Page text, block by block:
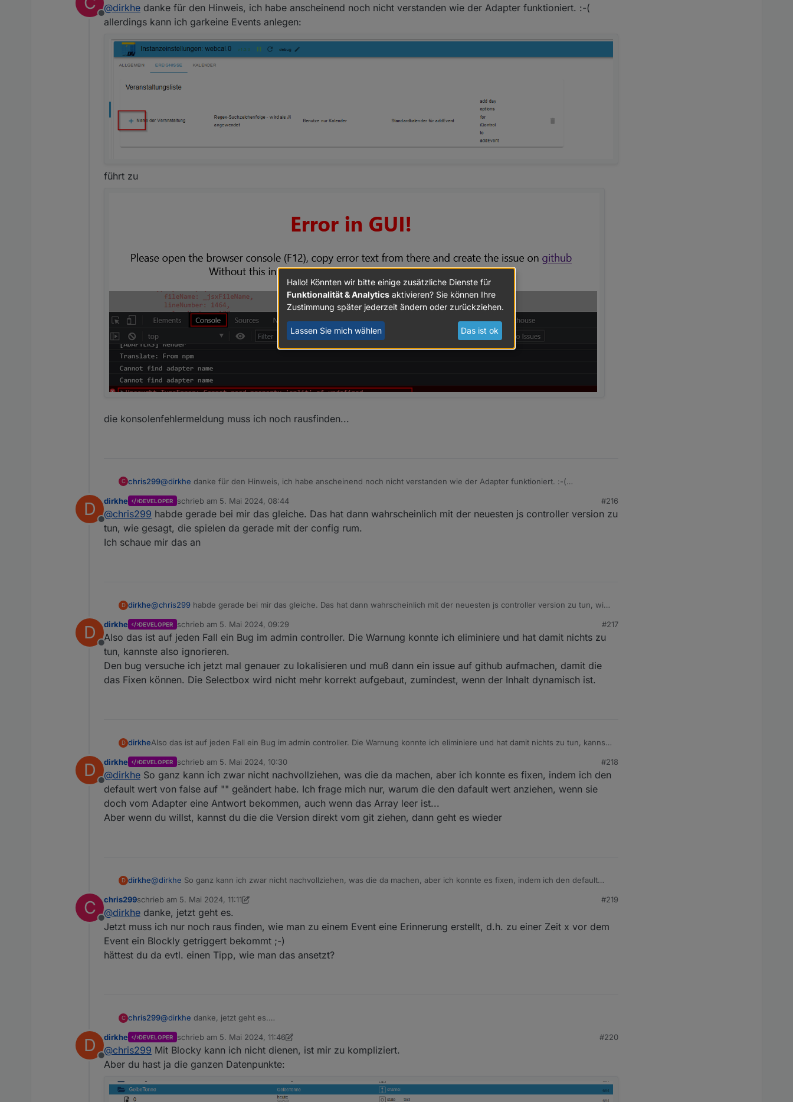
Die warnings kannst du erstmal ignorieren,die basteln da gerade an der json config.
Offline
@dirkhe danke für den Hinweis, ich habe anscheinend noch nicht verstanden wie der Adapter funktioniert. :-(
allerdings kann ich garkeine Events anlegen:
führt zu
die konsolenfehlermeldung muss ich noch rausfinden...
C chris299@dirkhe danke für den Hinweis, ich habe anscheinend noch nicht verstanden wie der Adapter funktioniert. :-(
die konsolenfehlermeldung muss ich noch rausfinden...
D
Offline
dirkhe DEVELOPER schrieb am 5. Mai 2024, 08:44
zuletzt editiert von
#216
@chris299 habde gerade bei mir das gleiche. Das hat dann wahrscheinlich mit der neuesten js controller version zu
tun, wie gesagt, die spielen da gerade mit der config rum.
Ich schaue mir das an
D dirkhe@chris299 habde gerade bei mir das gleiche. Das hat dann wahrscheinlich mit der neuesten js controller version zu tun, wie
Ich schaue mir das an
D
Offline
dirkhe DEVELOPER schrieb am 5. Mai 2024, 09:29
zuletzt editiert von
#217
Also das ist auf jeden Fall ein Bug im admin controller. Die Warnung konnte ich eliminiere und hat damit nichts zu
tun, kannste also ignorieren.
Den bug versuche ich jetzt mal genauer zu lokalisieren und muß dann ein issue auf github aufmachen, damit die
das Fixen können. Die Selectbox wird nicht mehr korrekt aufgebaut, zumindest, wenn der Inhalt dynamisch ist.
D dirkheAlso das ist auf jeden Fall ein Bug im admin controller. Die Warnung konnte ich eliminiere und hat damit nichts zu tun, kannste
Den bug versuche ich jetzt mal genauer zu lokalisieren und muß dann ein issue auf github aufmachen, damit die das Fixen
können. Die Selectbox wird nicht mehr korrekt aufgebaut, zumindest, wenn der Inhalt dynamisch ist.
D
Offline
dirkhe DEVELOPER schrieb am 5. Mai 2024, 10:30
zuletzt editiert von
#218
@dirkhe So ganz kann ich zwar nicht nachvollziehen, was die da machen, aber ich konnte es fixen, indem ich den
default wert von false auf "" geändert habe. Ich frage mich nur, warum die den dafault wert anziehen, wenn sie
doch vom Adapter eine Antwort bekommen, auch wenn das Array leer ist...
Aber wenn du willst, kannst du die die Version direkt vom git ziehen, dann geht es wieder
D dirkhe@dirkhe So ganz kann ich zwar nicht nachvollziehen, was die da machen, aber ich konnte es fixen, indem ich den default
eine Antwort bekommen, auch wenn das Array leer ist...
Aber wenn du willst, kannst du die die Version direkt vom git ziehen, dann geht es wieder
C
Offline
chris299schrieb am 5. Mai 2024, 11:11
zuletzt editiert von chris299 5. Mai 2024, 13:17
#219
@dirkhe danke, jetzt geht es.
Jetzt muss ich nur noch raus finden, wie man zu einem Event eine Erinnerung erstellt, d.h. zu einer Zeit x vor dem
Event ein Blockly getriggert bekommt ;-)
hättest du da evtl. einen Tipp, wie man das ansetzt?
C chris299@dirkhe danke, jetzt geht es.
ein Blockly getriggert bekommt ;-)
hättest du da evtl. einen Tipp, wie man das ansetzt?
D
Offline
dirkhe DEVELOPER schrieb am 5. Mai 2024, 11:46
zuletzt editiert von dirkhe 5. Mai 2024, 14:08
#220
@chris299 Mit Blocky kann ich nicht dienen, ist mir zu kompliziert.
Aber du hast ja die ganzen Datenpunkte:
Hallo! Könnten wir bitte einige zusätzliche Dienste für
Funktionalität & Analytics aktivieren? Sie können Ihre
Zustimmung später jederzeit ändern oder zurückziehen.
Lassen Sie mich wählen Das ist ok